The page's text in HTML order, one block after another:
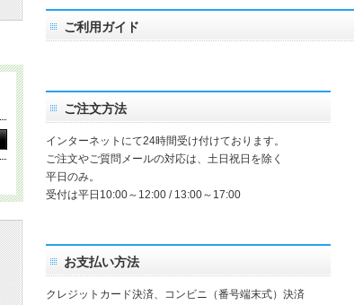
ご利用ガイド
ご注文方法
インターネットにて24時間受け付けております。
ご注文やご質問メールの対応は、土日祝日を除く
平日のみ。
受付は平日10:00～12:00 / 13:00～17:00
お支払い方法
クレジットカード決済、コンビニ（番号端末式）決済